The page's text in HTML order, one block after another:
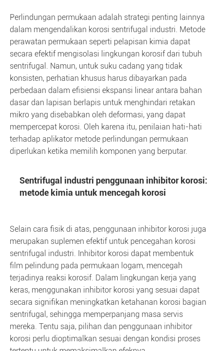
Perlindungan permukaan adalah strategi penting lainnya
dalam mengendalikan korosi sentrifugal industri. Metode
perawatan permukaan seperti pelapisan kimia dapat
secara efektif mengisolasi lingkungan korosif dari tubuh
sentrifugal. Namun, untuk suku cadang yang tidak
konsisten, perhatian khusus harus dibayarkan pada
perbedaan dalam efisiensi ekspansi linear antara bahan
dasar dan lapisan berlapis untuk menghindari retakan
mikro yang disebabkan oleh deformasi, yang dapat
mempercepat korosi. Oleh karena itu, penilaian hati-hati
terhadap aplikator metode perlindungan permukaan
diperlukan ketika memilih komponen yang berputar.
Sentrifugal industri penggunaan inhibitor korosi:
metode kimia untuk mencegah korosi
Selain cara fisik di atas, penggunaan inhibitor korosi juga
merupakan suplemen efektif untuk pencegahan korosi
sentrifugal industri. Inhibitor korosi dapat membentuk
film pelindung pada permukaan logam, mencegah
terjadinya reaksi korosif. Dalam lingkungan kerja yang
keras, menggunakan inhibitor korosi yang sesuai dapat
secara signifikan meningkatkan ketahanan korosi bagian
sentrifugal, sehingga memperpanjang masa servis
mereka. Tentu saja, pilihan dan penggunaan inhibitor
korosi perlu dioptimalkan sesuai dengan kondisi proses